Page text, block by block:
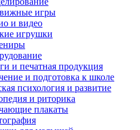
игры
и видео
игрушки
и печатная продукция
и подготовка к школе
психология и развитие
и риторика
плакаты